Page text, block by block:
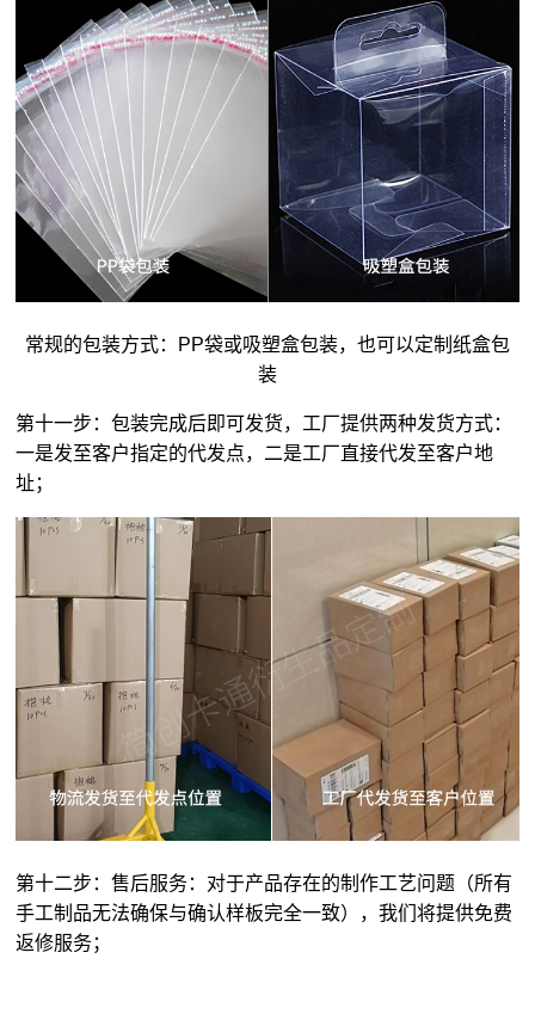
常规的包装方式：PP袋或吸塑盒包装，也可以定制纸盒包
装
第十一步：包装完成后即可发货，工厂提供两种发货方式：
一是发至客户指定的代发点，二是工厂直接代发至客户地
址；
第十二步：售后服务：对于产品存在的制作工艺问题（所有
手工制品无法确保与确认样板完全一致），我们将提供免费
返修服务；